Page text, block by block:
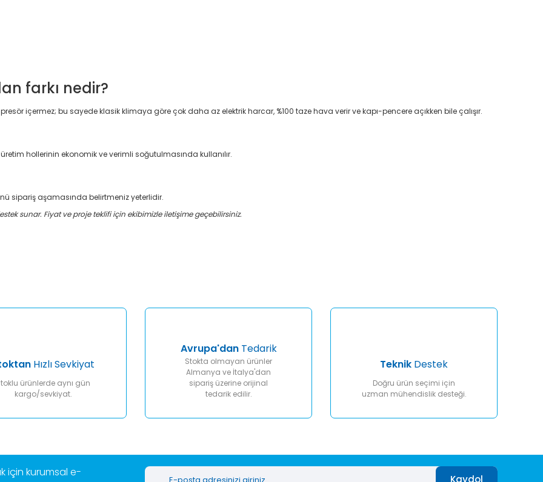
farkı nedir?
içermez; bu sayede klasik klimaya göre çok daha az elektrik harcar, %100 taze hava verir ve kapı-pencere açıkken bile çalışır.
hollerinin ekonomik ve verimli soğutulmasında kullanılır.
sipariş aşamasında belirtmeniz yeterlidir.
sunar. Fiyat ve proje teklifi için ekibimizle iletişime geçebilirsiniz.
Gönder
Hızlı Sevkiyat
ürünlerde aynı gün
kargo/sevkiyat.
Avrupa'danTedarik
Stokta olmayan ürünler
Almanya ve İtalya'dan
sipariş üzerine orijinal
tedarik edilir.
Teknik Destek
Doğru ürün seçimi için
uzman mühendislik desteği.
için kurumsal e-
Kaydol